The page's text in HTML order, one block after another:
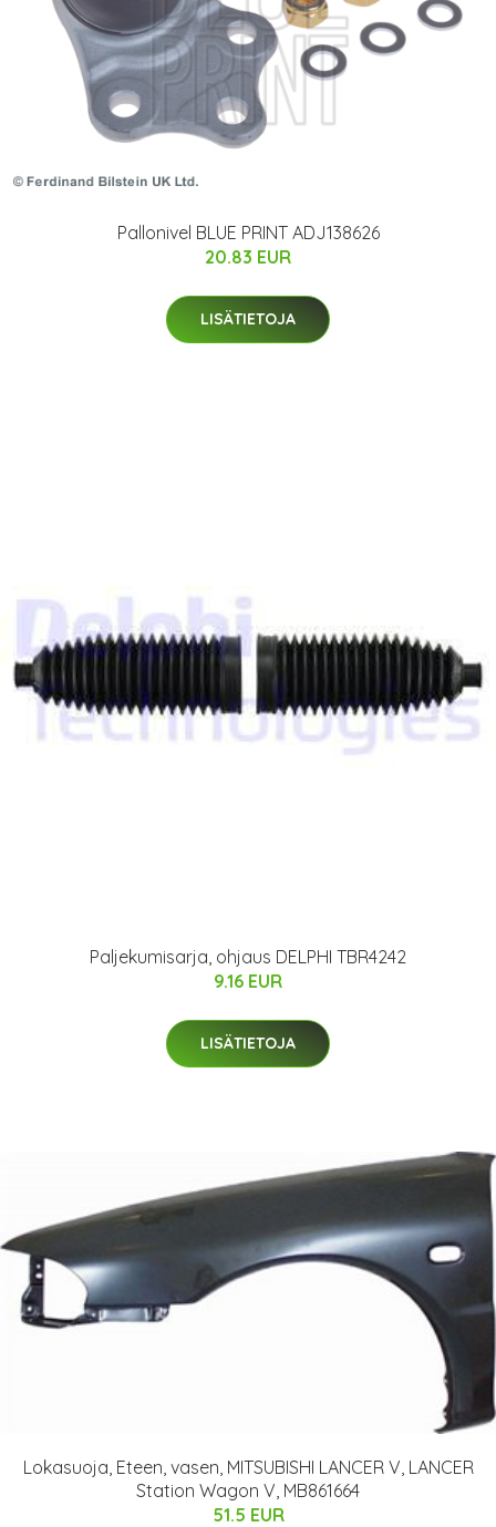
Pallonivel BLUE PRINT ADJ138626
20.83 EUR
LISÄTIETOJA
Paljekumisarja, ohjaus DELPHI TBR4242
9.16 EUR
LISÄTIETOJA
Lokasuoja, Eteen, vasen, MITSUBISHI LANCER V, LANCER
Station Wagon V, MB861664
51.5 EUR